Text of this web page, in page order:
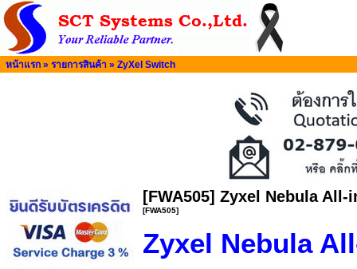
หน้าแรก » รายการสินค้า » ZyXel Switch
[FWA505] Zyxel Nebula
[FWA505]
Zyxel Nebula